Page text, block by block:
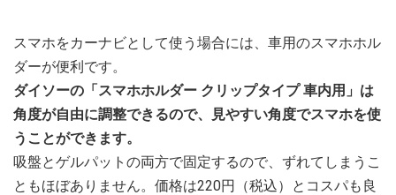
スマホをカーナビとして使う場合には、車用のスマホホル
ダーが便利です。
ダイソーの「スマホホルダー クリップタイプ 車内用」は
角度が自由に調整できるので、見やすい角度でスマホを使
うことができます。
吸盤とゲルパットの両方で固定するので、ずれてしまうこ
ともほぼありません。価格は220円（税込）とコスパも良